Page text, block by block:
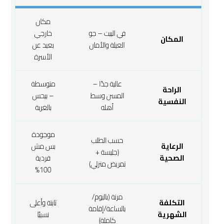
المكان
في البيت – جو
العيلة والأمان
مكان
خارجي
بعيد عن
الأسرة
الراحة
النفسية
عالية جدًا –
المسن وسط
أهله
متوسطة
– بيحس
بالغربة
الرعاية
الصحية
حسب الطلب
(جليسة +
تمريض منزلي)
موجودة
بس مش
فردية
100%
التكلفة
الشهرية
مرنة (باليوم/
بالساعة/إقامة
كاملة)
ثابتة وأعلى
نسبيًا